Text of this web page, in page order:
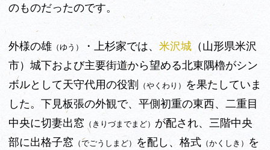
のものだったのです。
外様の雄 （ゆう） ・上杉家では、 米沢城 （山形県米沢
市） 城下および主要街道から望める北東隅櫓がシン
ボルとして天守代用の役割 （やくわり）
を果たしていま
した。下見板張の外観で、平側初重の東西、二重目
中央に切妻出窓 （きりづまでまど） が配され、三階中央
部に出格子窓 （でごうしまど） を配し、格式 （かくしき）
を